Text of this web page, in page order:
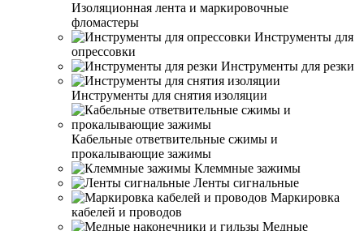
Изоляционная лента и маркировочные
фломастеры
Инструменты для
опрессовки
Инструменты для резки
Инструменты для снятия изоляции
Кабельные ответвительные сжимы и
прокалывающие зажимы
Клеммные зажимы
Ленты сигнальные
Маркировка
кабелей и проводов
Медные